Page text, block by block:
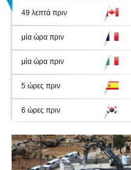
49 λεπτά πριν
μία ώρα πριν
μία ώρα πριν
5 ώρες πριν
6 ώρες πριν